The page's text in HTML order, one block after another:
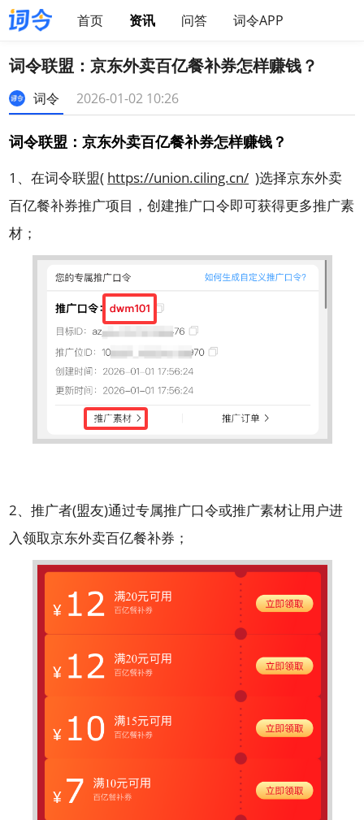
首页 资讯 问答 词令APP
词令联盟：京东外卖百亿餐补券怎样赚钱？
词令 2026-01-02 10:26
词令联盟：京东外卖百亿餐补券怎样赚钱？
1、在词令联盟( https://union.ciling.cn/ )选择京东外卖
百亿餐补券推广项目，创建推广口令即可获得更多推广素
材；
2、推广者(盟友)通过专属推广口令或推广素材让用户进
入领取京东外卖百亿餐补券；